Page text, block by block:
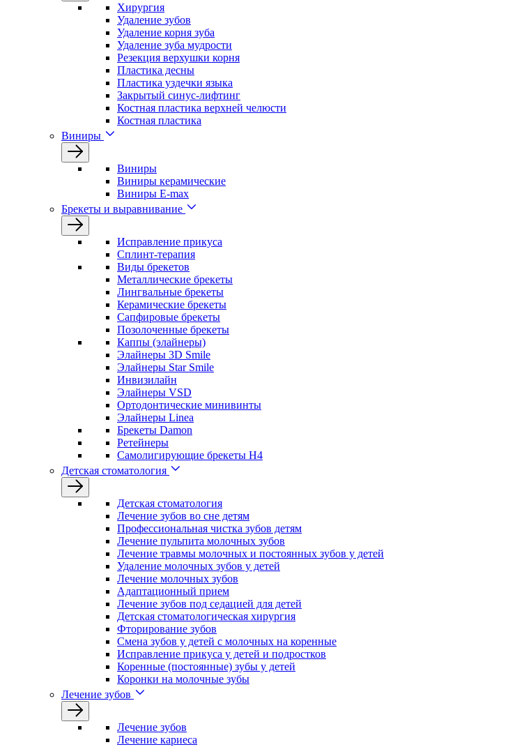
Хирургия
Удаление зубов
Удаление корня зуба
Удаление зуба мудрости
Резекция верхушки корня
Пластика десны
Пластика уздечки языка
Закрытый синус-лифтинг
Костная пластика верхней челюсти
Костная пластика
Виниры
Виниры
Виниры керамические
Виниры E-max
Брекеты и выравнивание
Исправление прикуса
Сплинт-терапия
Виды брекетов
Металлические брекеты
Лингвальные брекеты
Керамические брекеты
Сапфировые брекеты
Позолоченные брекеты
Каппы (элайнеры)
Элайнеры 3D Smile
Элайнеры Star Smile
Инвизилайн
Элайнеры VSD
Ортодонтические минивинты
Элайнеры Linea
Брекеты Damon
Ретейнеры
Самолигирующие брекеты H4
Детская стоматология
Детская стоматология
Лечение зубов во сне детям
Профессиональная чистка зубов детям
Лечение пульпита молочных зубов
Лечение травмы молочных и постоянных зубов у детей
Удаление молочных зубов у детей
Лечение молочных зубов
Адаптационный прием
Лечение зубов под седацией для детей
Детская стоматологическая хирургия
Фторирование зубов
Смена зубов у детей с молочных на коренные
Исправление прикуса у детей и подростков
Коренные (постоянные) зубы у детей
Коронки на молочные зубы
Лечение зубов
Лечение зyбов
Лечение кариеса